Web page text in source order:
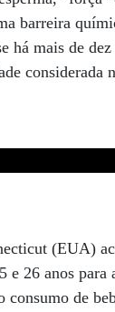
barreira
há mais de
considerada
(EUA)
e 26 anos para
consumo de